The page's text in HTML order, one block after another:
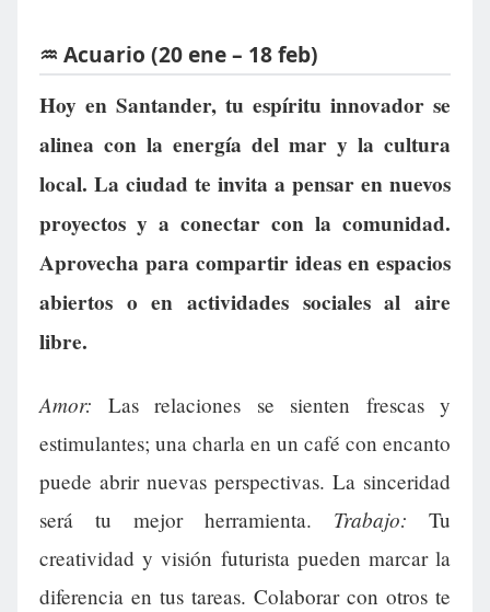
♒ Acuario (20 ene – 18 feb)
Hoy en Santander, tu espíritu innovador se
alinea con la energía del mar y la cultura
local. La ciudad te invita a pensar en nuevos
proyectos y a conectar con la comunidad.
Aprovecha para compartir ideas en espacios
abiertos o en actividades sociales al aire
libre.
Amor: Las relaciones se sienten frescas y
estimulantes; una charla en un café con encanto
puede abrir nuevas perspectivas. La sinceridad
será tu mejor herramienta. Trabajo: Tu
creatividad y visión futurista pueden marcar la
diferencia en tus tareas. Colaborar con otros te